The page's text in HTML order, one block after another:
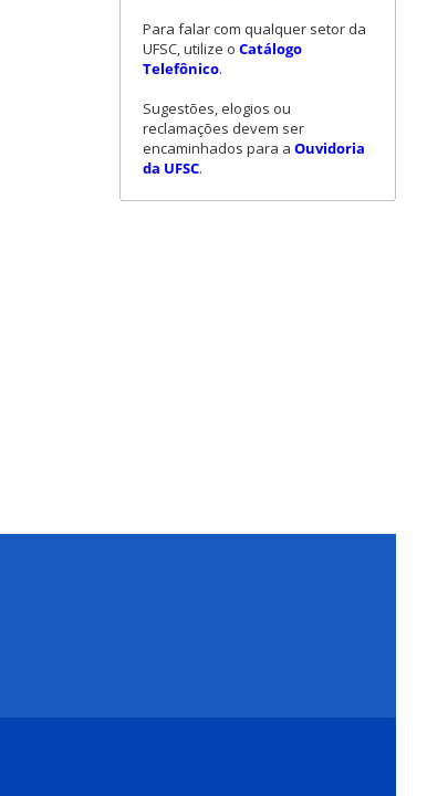
Para falar com qualquer setor da
UFSC, utilize o Catálogo
Telefônico.
Sugestões, elogios ou
reclamações devem ser
encaminhados para a Ouvidoria
da UFSC.